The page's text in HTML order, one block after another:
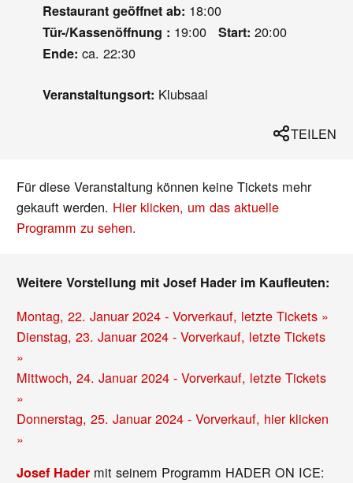
Restaurant geöffnet ab: 18:00
Tür-/Kassenöffnung : 19:00 Start: 20:00
Ende: ca. 22:30
Veranstaltungsort: Klubsaal
TEILEN
Für diese Veranstaltung können keine Tickets mehr
gekauft werden. Hier klicken, um das aktuelle
Programm zu sehen.
Weitere Vorstellung mit Josef Hader im Kaufleuten:
Montag, 22. Januar 2024 - Vorverkauf, letzte Tickets »
Dienstag, 23. Januar 2024 - Vorverkauf, letzte Tickets
»
Mittwoch, 24. Januar 2024 - Vorverkauf, letzte Tickets
»
Donnerstag, 25. Januar 2024 - Vorverkauf, hier klicken
»
Josef Hader mit seinem Programm HADER ON ICE: